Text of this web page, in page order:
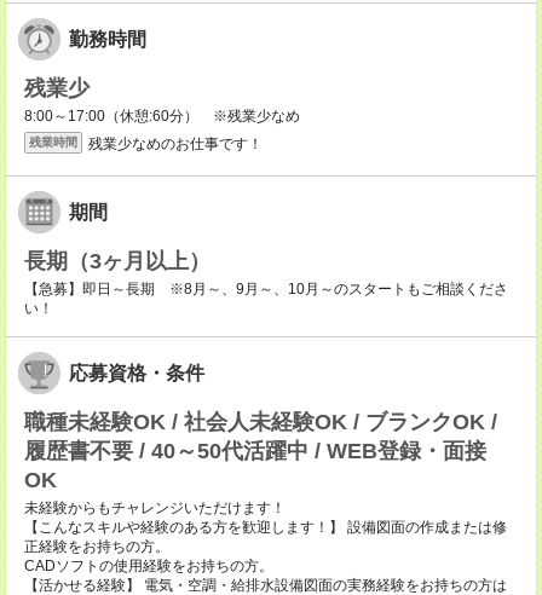
勤務時間
残業少
8:00～17:00（休憩:60分） ※残業少なめ
残業時間 残業少なめのお仕事です！
期間
長期（3ヶ月以上）
【急募】即日～長期 ※8月～、9月～、10月～のスタートもご相談くださ
い！
応募資格・条件
職種未経験OK / 社会人未経験OK / ブランクOK /
履歴書不要 / 40～50代活躍中 / WEB登録・面接
OK
未経験からもチャレンジいただけます！
【こんなスキルや経験のある方を歓迎します！】 設備図面の作成または修
正経験をお持ちの方。
CADソフトの使用経験をお持ちの方。
【活かせる経験】 電気・空調・給排水設備図面の実務経験をお持ちの方は